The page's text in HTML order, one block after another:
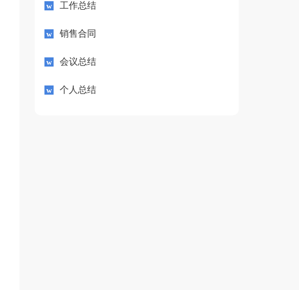
工作总结
销售合同
会议总结
个人总结